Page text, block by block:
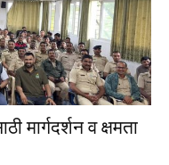
मार्गदर्शन व क्षमता